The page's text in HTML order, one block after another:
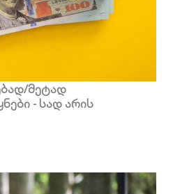
მეტად
- სად არის